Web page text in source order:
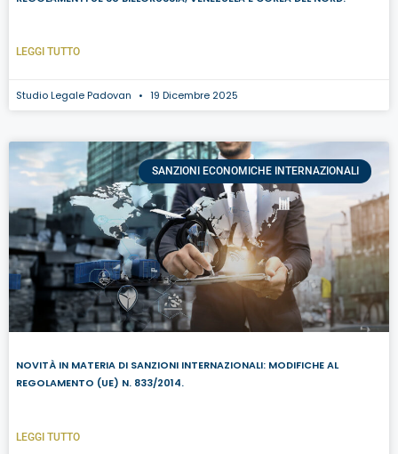
LEGGI TUTTO
Studio Legale Padovan 19 Dicembre 2025
SANZIONI ECONOMICHE INTERNAZIONALI
NOVITÀ IN MATERIA DI SANZIONI INTERNAZIONALI: MODIFICHE AL
REGOLAMENTO (UE) N. 833/2014.
LEGGI TUTTO